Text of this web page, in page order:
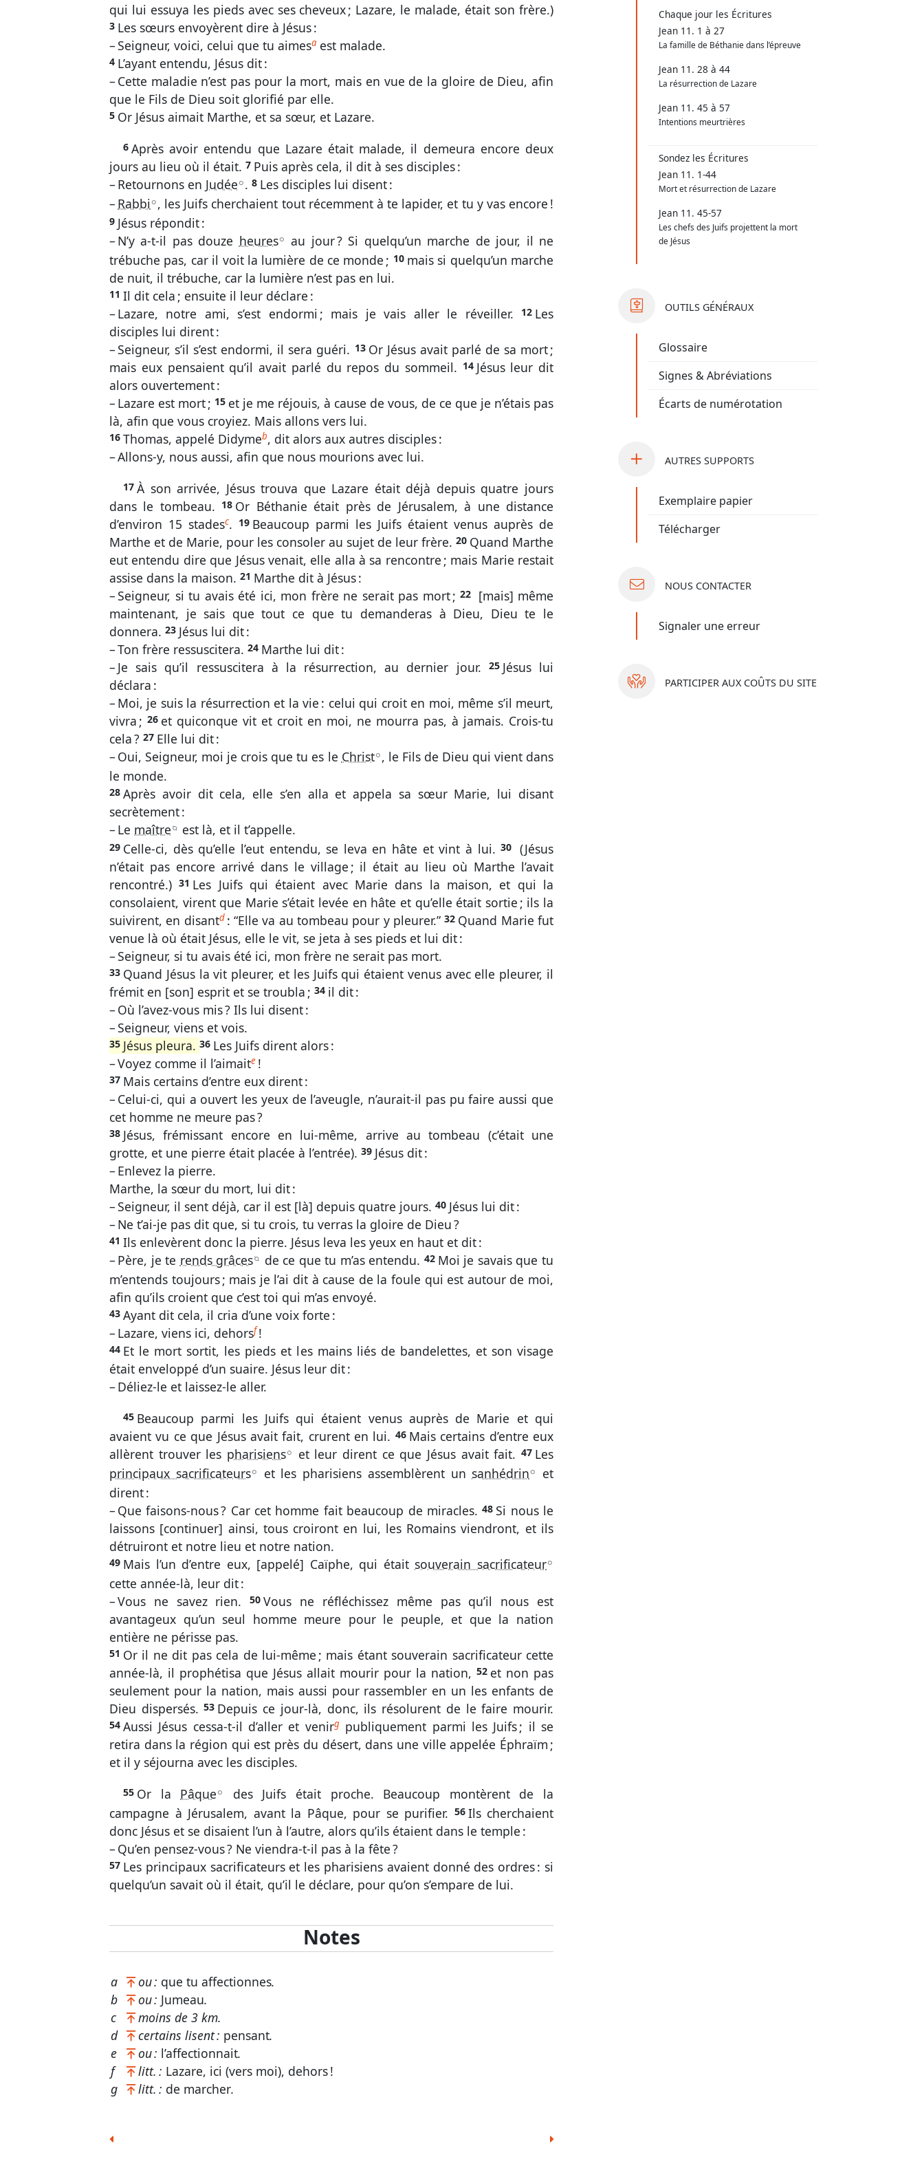
Soph.
Agg. Zach. Mal.
Nouveau Testament
Matt. Marc Luc Jean
Gal. Éph. Col. 1 Thes.
2 Thes.
1 Tim.
2 Tim. Tite
2 Pi.
1 Jean 2 Jean 3 Jean
qui lui essuya les pieds avec ses cheveux ; Lazare, le malade, était son frère.)
3 Les sœurs envoyèrent dire à Jésus :
– Seigneur, voici, celui que tu aimesaest malade.
4 L’ayant entendu, Jésus dit :
– Cette maladie n’est pas pour la mort, mais en vue de la gloire de Dieu, afin
que le Fils de Dieu soit glorifié par elle.
5 Or Jésus aimait Marthe, et sa sœur, et Lazare.
6 Après avoir entendu que Lazare était malade, il demeura encore deux
jours au lieu où il était. 7 Puis après cela, il dit à ses disciples :
– Retournons en Judée A . 8 Les disciples lui disent :
– Rabbi A , les Juifs cherchaient tout récemment à te lapider, et tu y vas encore !
9 Jésus répondit :
– N’y a-t-il pas douze heuresA
au jour ? Si quelqu’un marche de jour, il ne
trébuche pas, car il voit la lumière de ce monde ; 10 mais si quelqu’un marche
de nuit, il trébuche, car la lumière n’est pas en lui.
11 Il dit cela ; ensuite il leur déclare :
– Lazare, notre ami, s’est endormi ; mais je vais aller le réveiller.
12 Les
disciples lui dirent :
– Seigneur, s’il s’est endormi, il sera guéri. 13 Or Jésus avait parlé de sa mort ;
mais eux pensaient qu’il avait parlé du repos du sommeil. 14 Jésus leur dit
alors ouvertement :
– Lazare est mort ; 15 et je me réjouis, à cause de vous, de ce que je n’étais pas
là, afin que vous croyiez. Mais allons vers lui.
16 Thomas, appelé Didymeb, dit alors aux autres disciples :
– Allons-y, nous aussi, afin que nous mourions avec lui.
17 À son arrivée, Jésus trouva que Lazare était déjà depuis quatre jours
dans le tombeau. 18 Or Béthanie était près de Jérusalem, à une distance
d’environ 15 stadesc. 19 Beaucoup parmi les Juifs étaient venus auprès de
Marthe et de Marie, pour les consoler au sujet de leur frère. 20 Quand Marthe
eut entendu dire que Jésus venait, elle alla à sa rencontre ; mais Marie restait
assise dans la maison. 21 Marthe dit à Jésus :
– Seigneur, si tu avais été ici, mon frère ne serait pas mort ; 22
[mais] même
maintenant, je sais que tout ce que tu demanderas à Dieu, Dieu te le
donnera. 23 Jésus lui dit :
– Ton frère ressuscitera. 24 Marthe lui dit :
– Je sais qu’il ressuscitera à la résurrection, au dernier jour.
25 Jésus lui
déclara :
– Moi, je suis la résurrection et la vie : celui qui croit en moi, même s’il meurt,
vivra ; 26 et quiconque vit et croit en moi, ne mourra pas, à jamais. Crois-tu
cela ? 27 Elle lui dit :
– Oui, Seigneur, moi je crois que tu es le ChristA , le Fils de Dieu qui vient dans
le monde.
28 Après avoir dit cela, elle s’en alla et appela sa sœur Marie, lui disant
secrètement :
– Le maître B est là, et il t’appelle.
29 Celle-ci, dès qu’elle l’eut entendu, se leva en hâte et vint à lui.30
(Jésus
n’était pas encore arrivé dans le village ; il était au lieu où Marthe l’avait
rencontré.)31 Les Juifs qui étaient avec Marie dans la maison, et qui la
consolaient, virent que Marie s’était levée en hâte et qu’elle était sortie ; ils la
suivirent, en disantd: “Elle va au tombeau pour y pleurer.”32 Quand Marie fut
venue là où était Jésus, elle le vit, se jeta à ses pieds et lui dit :
– Seigneur, si tu avais été ici, mon frère ne serait pas mort.
33 Quand Jésus la vit pleurer, et les Juifs qui étaient venus avec elle pleurer, il
frémit en [son] esprit et se troubla ; 34 il dit :
– Où l’avez-vous mis ? Ils lui disent :
– Seigneur, viens et vois.
35 Jésus pleura. 36 Les Juifs dirent alors :
– Voyez comme il l’aimaite !
37 Mais certains d’entre eux dirent :
– Celui-ci, qui a ouvert les yeux de l’aveugle, n’aurait-il pas pu faire aussi que
cet homme ne meure pas ?
38 Jésus, frémissant encore en lui-même, arrive au tombeau (c’était une
grotte, et une pierre était placée à l’entrée). 39 Jésus dit :
– Enlevez la pierre.
Marthe, la sœur du mort, lui dit :
– Seigneur, il sent déjà, car il est [là] depuis quatre jours. 40 Jésus lui dit :
– Ne t’ai-je pas dit que, si tu crois, tu verras la gloire de Dieu ?
41 Ils enlevèrent donc la pierre. Jésus leva les yeux en haut et dit :
– Père, je te rends grâcesB de ce que tu m’as entendu. 42 Moi je savais que tu
m’entends toujours ; mais je l’ai dit à cause de la foule qui est autour de moi,
afin qu’ils croient que c’est toi qui m’as envoyé.
43 Ayant dit cela, il cria d’une voix forte :
– Lazare, viens ici, dehorsf!
44 Et le mort sortit, les pieds et les mains liés de bandelettes, et son visage
était enveloppé d’un suaire. Jésus leur dit :
– Déliez-le et laissez-le aller.
45 Beaucoup parmi les Juifs qui étaient venus auprès de Marie et qui
avaient vu ce que Jésus avait fait, crurent en lui. 46 Mais certains d’entre eux
allèrent trouver les pharisiensA et leur dirent ce que Jésus avait fait. 47 Les
principaux sacrificateursA et les pharisiens assemblèrent un sanhédrin A
et
dirent :
– Que faisons-nous ? Car cet homme fait beaucoup de miracles.48 Si nous le
laissons [continuer] ainsi, tous croiront en lui, les Romains viendront, et ils
détruiront et notre lieu et notre nation.
49 Mais l’un d’entre eux, [appelé] Caïphe, qui était souverain sacrificateurA
cette année-là, leur dit :
– Vous ne savez rien.50 Vous ne réfléchissez même pas qu’il nous est
avantageux qu’un seul homme meure pour le peuple, et que la nation
entière ne périsse pas.
51 Or il ne dit pas cela de lui-même ; mais étant souverain sacrificateur cette
année-là, il prophétisa que Jésus allait mourir pour la nation, 52 et non pas
seulement pour la nation, mais aussi pour rassembler en un les enfants de
Dieu dispersés.53 Depuis ce jour-là, donc, ils résolurent de le faire mourir.
54 Aussi Jésus cessa-t-il d’aller et venirgpubliquement parmi les Juifs ; il se
retira dans la région qui est près du désert, dans une ville appelée Éphraïm ;
et il y séjourna avec les disciples.
55 Or la Pâque A
des Juifs était proche. Beaucoup montèrent de la
campagne à Jérusalem, avant la Pâque, pour se purifier. 56 Ils cherchaient
donc Jésus et se disaient l’un à l’autre, alors qu’ils étaient dans le temple :
– Qu’en pensez-vous ? Ne viendra-t-il pas à la fête ?
57 Les principaux sacrificateurs et les pharisiens avaient donné des ordres : si
quelqu’un savait où il était, qu’il le déclare, pour qu’on s’empare de lui.
Notes
a ou : que tu affectionnes.
b
ou : Jumeau.
c
moins de 3 km.
d
certains lisent : pensant.
e
ou : l’affectionnait.
f
litt. : Lazare, ici (vers moi), dehors !
g
litt. : de marcher.
Chaque jour les Écritures
Jean 11. 1 à 27
La famille de Béthanie dans l’épreuve
Jean 11. 28 à 44
La résurrection de Lazare
Jean 11. 45 à 57
Intentions meurtrières
Sondez les Écritures
Jean 11. 1-44
Mort et résurrection de Lazare
Jean 11. 45-57
Les chefs des Juifs projettent la mort
de Jésus
OUTILS GÉNÉRAUX
Glossaire
Signes & Abréviations
Écarts de numérotation
AUTRES SUPPORTS
Exemplaire papier
Télécharger
NOUS CONTACTER
Signaler une erreur
PARTICIPER AUX COÛTS DU SITE